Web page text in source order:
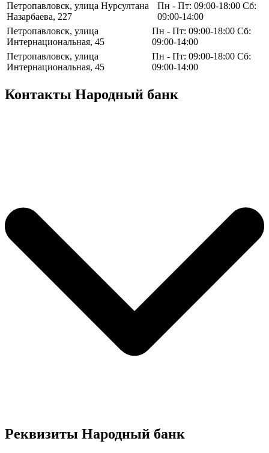
Петропавловск, улица Нурсултана
Назарбаева, 227
Пн - Пт: 09:00-18:00 Сб:
09:00-14:00
Петропавловск, улица
Интернациональная, 45
Пн - Пт: 09:00-18:00 Сб:
09:00-14:00
Петропавловск, улица
Интернациональная, 45
Пн - Пт: 09:00-18:00 Сб:
09:00-14:00
Контакты Народный банк
Реквизиты Народный банк